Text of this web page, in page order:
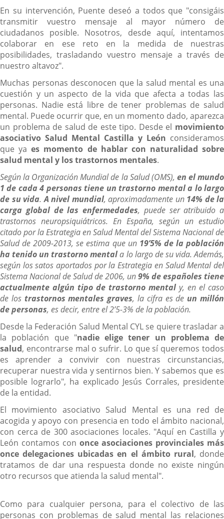
En su intervención, Puente deseó a todos que "consigáis
transmitir vuestro mensaje al mayor número de
ciudadanos posible. Nosotros, desde aquí, intentamos
colaborar en ese reto en la medida de nuestras
posibilidades, trasladando vuestro mensaje a través de
nuestro altavoz".
Muchas personas desconocen que la salud mental es una
cuestión y un aspecto de la vida que afecta a todas las
personas. Nadie está libre de tener problemas de salud
mental. Puede ocurrir que, en un momento dado, aparezca
un problema de salud de este tipo. Desde el movimiento
asociativo Salud Mental Castilla y León consideramos
que yaes momento de hablar con naturalidad sobre
salud mental y los trastornos mentales.
Según la Organización Mundial de la Salud (OMS), en el mundo
1 de cada 4 personas tiene un trastorno mental a lo largo
de su vida.A nivel mundial, aproximadamente un 14% de la
carga global de las enfermedades, puede ser atribuido a
trastornos neuropsiquiátricos. En España, según un estudio
citado por la Estrategia en Salud Mental del Sistema Nacional de
Salud de 2009-2013, se estima que un 19’5% de la población
ha tenido un trastorno mentala lo largo de su vida. Además,
según los satos aportados por la Estrategia en Salud Mental del
Sistema Nacional de Salud de 2006, un9% de españoles tiene
actualmente algún tipo de trastorno mental y, en el caso
de los trastornos mentales graves, la cifra es de un millón
de personas, es decir, entre el 2’5-3% de la población.
Desde la Federación Salud Mental CYL se quiere trasladar a
la población que "nadie elige tener un problema de
salud, encontrarse mal o sufrir. Lo que sí queremos todos
es aprender a convivir con nuestras circunstancias,
recuperar nuestra vida y sentirnos bien. Y sabemos que es
posible lograrlo", ha explicado Jesús Corrales, presidente
de la entidad.
El movimiento asociativo Salud Mental es una red de
acogida y apoyo con presencia en todo el ámbito nacional,
con cerca de 300 asociaciones locales. "Aquí en Castilla y
León contamos con once asociaciones provinciales más
once delegaciones ubicadas en el ámbito rural, donde
tratamos de dar una respuesta donde no existe ningún
otro recursos que atienda la salud mental".
Como para cualquier persona, para el colectivo de las
personas con problemas de salud mental las relaciones